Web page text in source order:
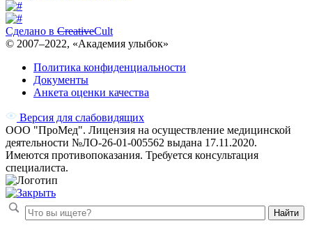
Сделано в CreativeCult
© 2007–2022, «Академия улыбок»
Политика конфиденциальности
Документы
Анкета оценки качества
Версия для слабовидящих
ООО "ПроМед". Лицензия на осуществление медицинской
деятельности №ЛО-26-01-005562 выдана 17.11.2020.
Имеются противопоказания. Требуется консультация
специалиста.
Найти